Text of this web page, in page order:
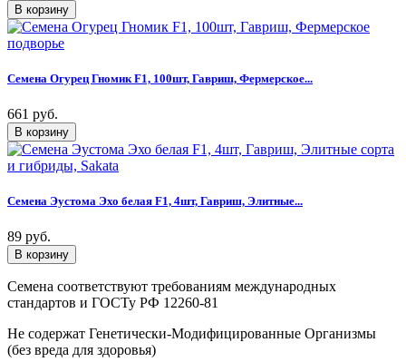
Семена Огурец Гномик F1, 100шт, Гавриш, Фермерское...
661 руб.
Семена Эустома Эхо белая F1, 4шт, Гавриш, Элитные...
89 руб.
Семена соответствуют требованиям международных
стандартов и ГОСТу РФ 12260-81
Не содержат Генетически-Модифицированные Организмы
(без вреда для здоровья)